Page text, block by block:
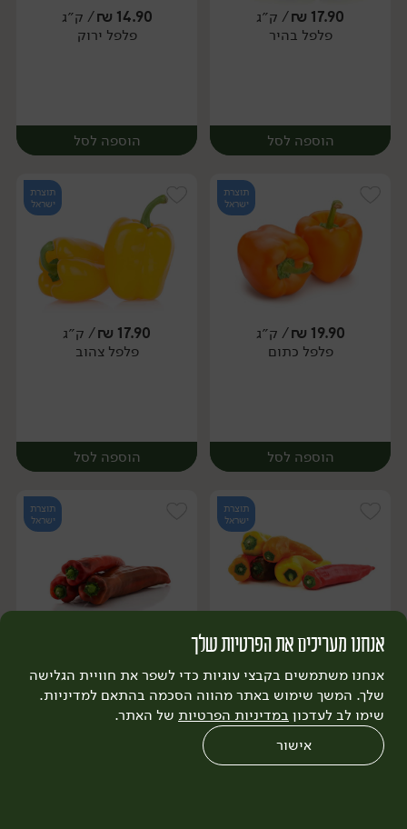
מארז יח׳ ק״ג
17.90
₪/ ק״ג
פלפל בהיר
הוספה לסל
יח׳ ק״ג
14.90
₪/ ק״ג
פלפל ירוק
הוספה לסל
יח׳ ק״ג
תוצרת
ישראל
19.90
₪/ ק״ג
פלפל כתום
הוספה לסל
יח׳ ק״ג
תוצרת
ישראל
17.90
₪/ ק״ג
פלפל צהוב
הוספה לסל
יח׳ ק״ג
תוצרת
ישראל
15.90
₪ / מארז
(מארז 3-4 יח')
600 גרם
2.65 ₪ ל-100 גרם
תוצרת
ישראל
פלפל שושקה מתוק
אנחנו מעריכים את הפרטיות שלך
אנחנו משתמשים בקבצי עוגיות כדי לשפר את חוויית הגלישה
שלך. המשך שימוש באתר מהווה הסכמה בהתאם למדיניות.
שימו לב לעדכון במדיניות הפרטיות של האתר.
אישור